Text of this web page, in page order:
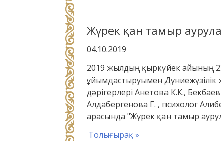
Жүрек қан тамыр
04.10.2019
2019 жылдың қыркүйек айының
ұйымдастыруымен Дүниежүзілік
дәрігерлері Анетова К.К.,
Алдабергенова Г. , психолог
арасында "Жүрек қан тамыр
Толығырақ »